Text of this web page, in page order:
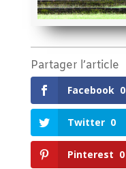
Partager l’article
Facebook 0
Twitter 0
Pinterest 0